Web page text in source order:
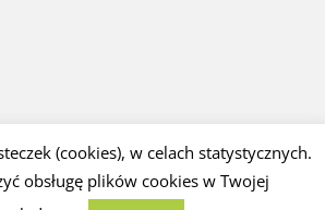
(cookies), w celach statystycznych.
obsługę plików cookies w Twojej